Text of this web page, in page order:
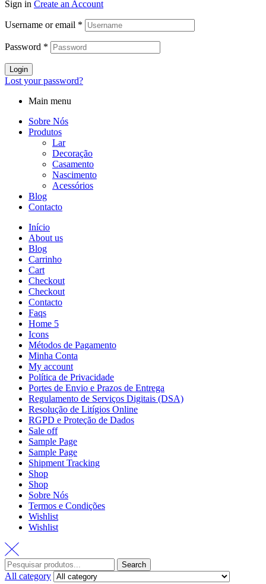
Sign in Create an Account
Username or email *
Password *
Login
Lost your password?
Main menu
Sobre Nós
Produtos
Lar
Decoração
Casamento
Nascimento
Acessórios
Blog
Contacto
Início
About us
Blog
Carrinho
Cart
Checkout
Checkout
Contacto
Faqs
Home 5
Icons
Métodos de Pagamento
Minha Conta
My account
Política de Privacidade
Portes de Envio e Prazos de Entrega
Regulamento de Serviços Digitais (DSA)
Resolução de Litígios Online
RGPD e Proteção de Dados
Sale off
Sample Page
Sample Page
Shipment Tracking
Shop
Shop
Sobre Nós
Termos e Condições
Wishlist
Wishlist
Search
All category